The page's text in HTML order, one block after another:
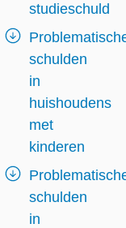
studieschuld
schulden
in
huishoudens
met
kinderen
schulden
in